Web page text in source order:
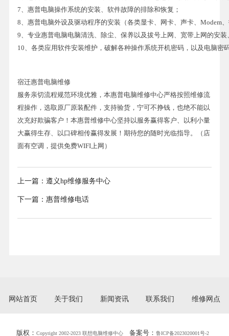
7、惠普电脑操作系统的安装、软件故障的排除和恢复；
8、惠普电脑外设及驱动程序的安装（各类显卡、网卡、声卡、Modem
9、专业惠普电脑电脑清洗、除尘、保养以及拔号上网、宽带上网的安
10、各类应用软件安装维护，破解各种操作系统开机密码，以及电脑密
宿迁惠普电脑维修
服务亲切流程规范环境优雅，本惠普电脑维修中心严格按照维修流
程操作，选取原厂原装配件，支持验货，宁可不挣钱，也绝不能以
次充好欺骗客户！本惠普维修中心坚持以服务赢得客户、以利小量
大赢得生存、以口碑相传赢得发展！期待您的随时光临指导。（店
面有空调，提供免费WIFI上网）
上一篇：遵义hp维修服务中心
下一篇：惠普维修电话
网站首页 关于我们 新闻资讯 联系我们 维修网点
版权：Copyright 2002-2023 联想电脑维修中心 备案号： 鲁ICP备2023020001号-2